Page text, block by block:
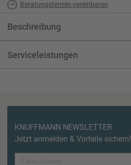
Beratungstermin vereinbaren
Beschreibung
Serviceleistungen
KNUFFMANN NEWSLETTER
Jetzt anmelden & Vorteile sichern!